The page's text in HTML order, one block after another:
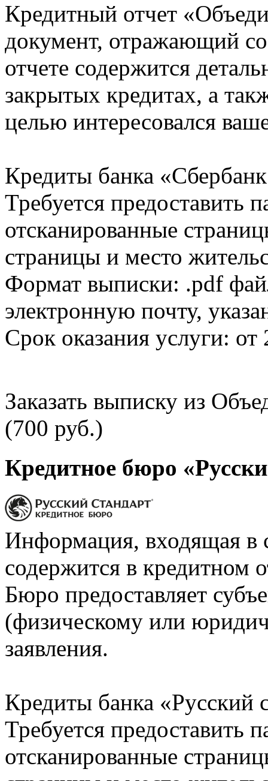
Кредитный отчет
документ, отражающий
отчете содержится
закрытых кредитах, а
целью интересовался
Кредиты банка
Требуется предоставить
отсканированные
страницы и место
Формат выписки: .pdf
электронную почту,
Срок оказания услуги: от
Заказать выписку из
(700 руб.)
Кредитное бюро
Информация, входящая в
содержится в кредитном
Бюро предоставляет
(физическому или
заявления.
Кредиты банка «Русский
Требуется предоставить
отсканированные